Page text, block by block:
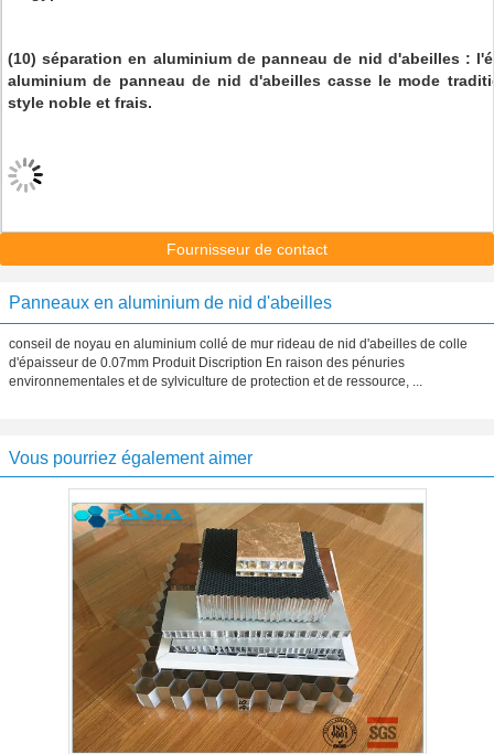
(10) séparation en aluminium de panneau de nid d'abeilles :
aluminium de panneau de nid d'abeilles casse le mode
style noble et frais.
Fournisseur de contact
Panneaux en aluminium de nid d'abeilles
conseil de noyau en aluminium collé de mur rideau de nid d'abeilles de colle
d'épaisseur de 0.07mm Produit Discription En raison des pénuries
environnementales et de sylviculture de protection et de ressource, ...
Vous pourriez également aimer